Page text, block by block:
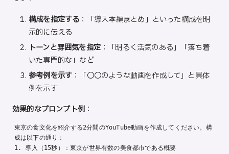
構成を指定する ：「導入→本編→まとめ」といった構成を明
示的に伝える
トーンと雰囲気を指定 ：「明るく活気のある」「落ち着
いた専門的な」など
参考例を示す ：「〇〇のような動画を作成して」と具体
例を示す
効果的なプロンプト例 ：
東京の食文化を紹介する2分間のYouTube動画を作成してください。構
成は以下の通り：
1. 導入（15秒）：東京が世界有数の美食都市である概要